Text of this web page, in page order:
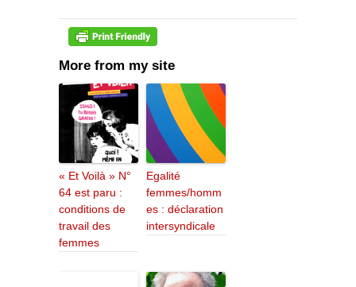
More from my site
« Et Voilà » N°
64 est paru :
conditions de
travail des
femmes
Egalité
femmes/homm
es : déclaration
intersyndicale